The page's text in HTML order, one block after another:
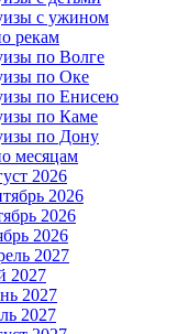
с ужином
рекам
по Волге
по Оке
по Енисею
по Каме
по Дону
месяцам
2026
2026
2026
2026
2027
2027
2027
2027